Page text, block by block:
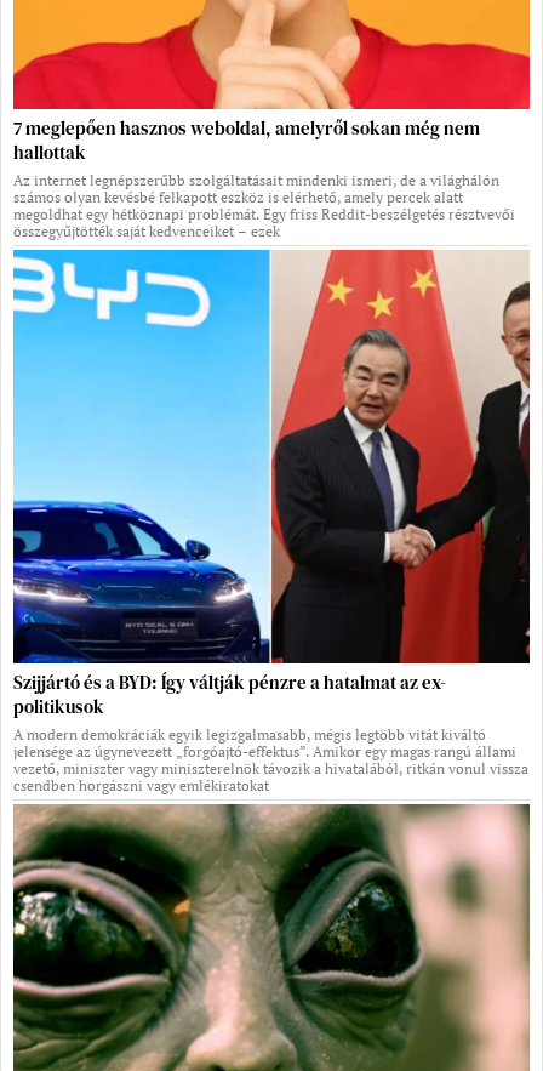
7 meglepően hasznos weboldal, amelyről sokan még nem
hallottak
Az internet legnépszerűbb szolgáltatásait mindenki ismeri, de a világhálón
számos olyan kevésbé felkapott eszköz is elérhető, amely percek alatt
megoldhat egy hétköznapi problémát. Egy friss Reddit-beszélgetés résztvevői
összegyűjtötték saját kedvenceiket – ezek
Szijjártó és a BYD: Így váltják pénzre a hatalmat az ex-
politikusok
A modern demokráciák egyik legizgalmasabb, mégis legtöbb vitát kiváltó
jelensége az úgynevezett „forgóajtó-effektus”. Amikor egy magas rangú állami
vezető, miniszter vagy miniszterelnök távozik a hivatalából, ritkán vonul vissza
csendben horgászni vagy emlékiratokat